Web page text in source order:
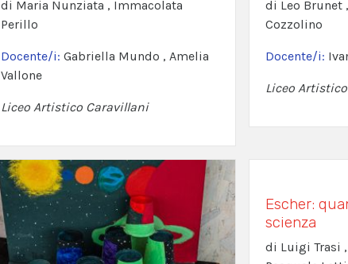
di Maria Nunziata , Immacolata
Perillo
Docente/i: Gabriella Mundo , Amelia
Vallone
Liceo Artistico Caravillani
di Leo Brunet
Cozzolino
Docente/i:
Liceo
Escher:
scienza
di Luigi Trasi